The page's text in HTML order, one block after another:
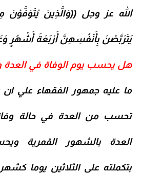
الله عز وجل ((وَالَّذِينَ يُتَوَفَّوْنَ
يَتَرَبَّصْنَ بِأَنْفُسِهِنَّ أَرْبَعَةَ أَشْهُرٍ
هل يحسب يوم الوفاة في العدة
ما عليه جمهور الفقهاء علي ان
تحسب من العدة في حالة
العدة بالشهور القمرية
بتكملته علي الثلاثين يوما